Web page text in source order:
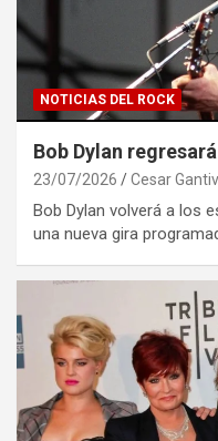
NOTICIAS DEL ROCK
Bob Dylan
23/07/2026 Cesar
Bob Dylan volverá a los
una nueva gira